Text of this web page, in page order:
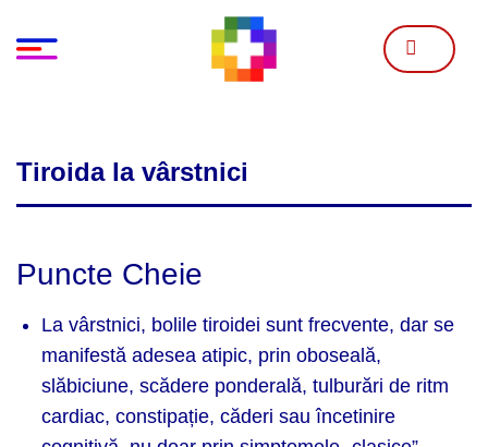
content
Tiroida la vârstnici
Puncte Cheie
La vârstnici, bolile tiroidei sunt frecvente, dar se
manifestă adesea atipic, prin oboseală,
slăbiciune, scădere ponderală, tulburări de ritm
cardiac, constipație, căderi sau încetinire